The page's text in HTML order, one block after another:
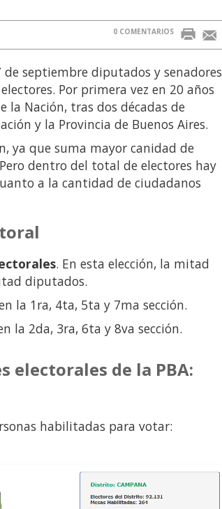
0 COMENTARIOS
septiembre diputados y senadores
Por primera vez en 20 años
la Nación, tras dos décadas de
y la Provincia de Buenos Aires.
ya que suma mayor canidad de
dentro del total de electores hay
a la cantidad de ciudadanos
. En esta elección, la mitad
diputados.
la 1ra, 4ta, 5ta y 7ma sección.
la 2da, 3ra, 6ta y 8va sección.
electorales de la PBA:
habilitadas para votar: